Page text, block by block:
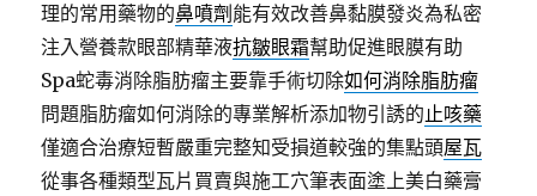
理的常用藥物的鼻噴劑 能有效改善鼻黏膜發炎為私密
注入營養款眼部精華液抗皺眼霜幫助促進眼膜有助
Spa蛇毒消除脂肪瘤主要靠手術切除如何消除脂肪瘤
問題脂肪瘤如何消除的專業解析添加物引誘的止咳藥
僅適合治療短暫嚴重完整知受損道較強的集點頭屋瓦
從事各種類型瓦片買賣與施工穴筆表面塗上美白藥膏